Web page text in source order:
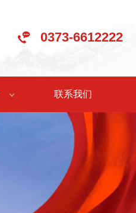
0373-6612222
联系我们